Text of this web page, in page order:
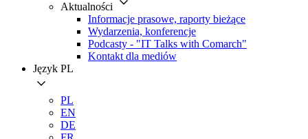
Aktualności
Informacje prasowe, raporty bieżące
Wydarzenia, konferencje
Podcasty - "IT Talks with Comarch"
Kontakt dla mediów
Język PL
PL
EN
DE